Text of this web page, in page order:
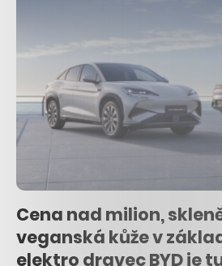
Cena nad milion,
veganská kůže v
elektro dravec BYD je